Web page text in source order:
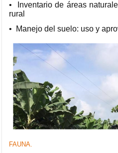
• Inventario de áreas
rural
• Manejo del suelo: uso y
FAUNA.